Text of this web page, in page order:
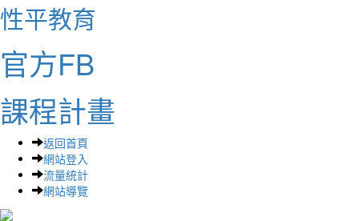
性平教育
官方FB
課程計畫
返回首頁
網站登入
流量統計
網站導覽